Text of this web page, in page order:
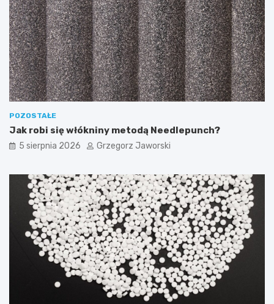
POZOSTAŁE
Jak robi się włókniny metodą Needlepunch?
5 sierpnia 2026 Grzegorz Jaworski